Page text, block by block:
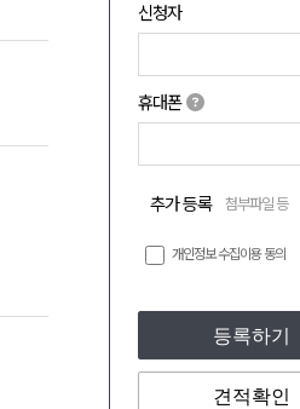
신청자
휴대폰
추가 등록 첨부파일 등
개인정보 수집이용 동의
등록하기
견적확인